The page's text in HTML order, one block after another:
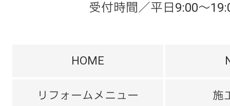
受付時間／平日9:00～
HOME
リフォームメニュー 施